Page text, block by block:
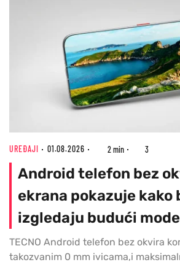
UREĐAJI 01.08.2026 2 min 3
Android telefon bez
ekrana pokazuje kako
izgledaju budući
TECNO Android telefon bez okvira
takozvanim 0 mm ivicama,i